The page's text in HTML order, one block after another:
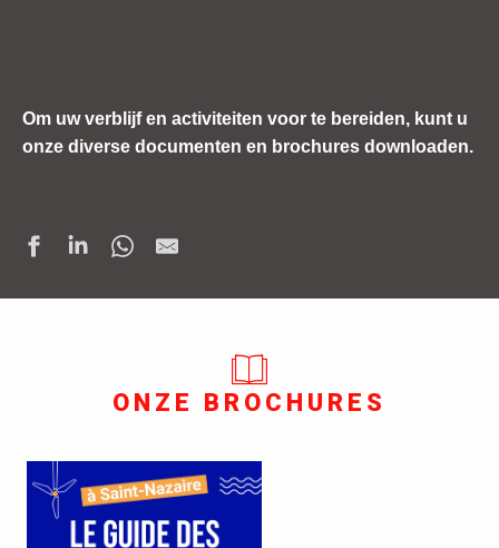
Om uw verblijf en activiteiten voor te bereiden, kunt u
onze diverse documenten en brochures downloaden.
ONZE BROCHURES